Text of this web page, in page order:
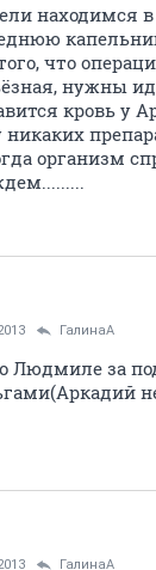
находимся
что
нужны
кровь у
организм
ГалинаА
Людмиле за
ГалинаА